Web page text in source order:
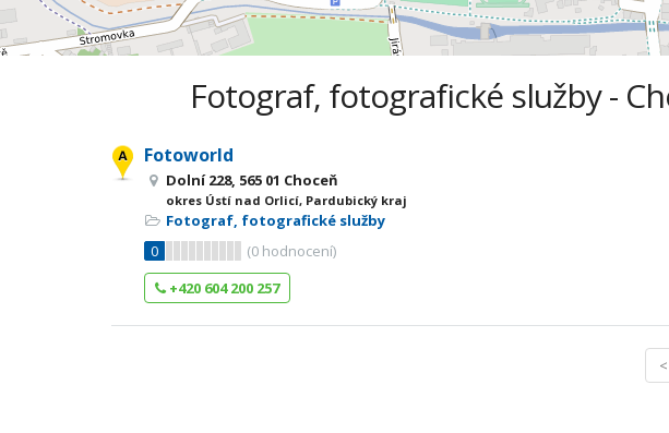
Fotograf, fotografické služby -
Fotoworld
Dolní 228, 565 01 Choceň
okres Ústí nad Orlicí, Pardubický kraj
Fotograf, fotografické služby
0
(0 hodnocení)
+420 604 200 257
<